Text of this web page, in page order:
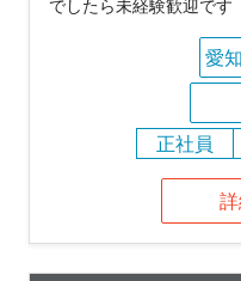
でしたら未経験歓迎です
愛
正社員